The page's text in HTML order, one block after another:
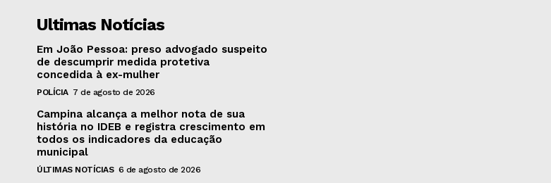
Ultimas Notícias
Em João Pessoa: preso advogado suspeito
de descumprir medida protetiva
concedida à ex-mulher
POLÍCIA 7 de agosto de 2026
Campina alcança a melhor nota de sua
história no IDEB e registra crescimento em
todos os indicadores da educação
municipal
ÚLTIMAS NOTÍCIAS 6 de agosto de 2026